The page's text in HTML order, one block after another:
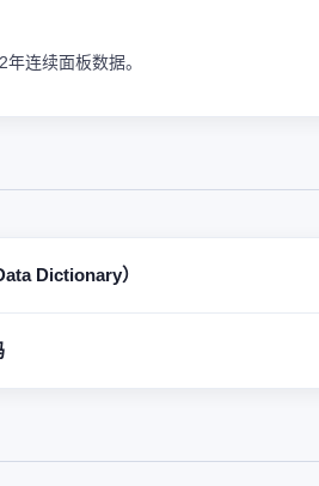
连续面板数据。
Dictionary）